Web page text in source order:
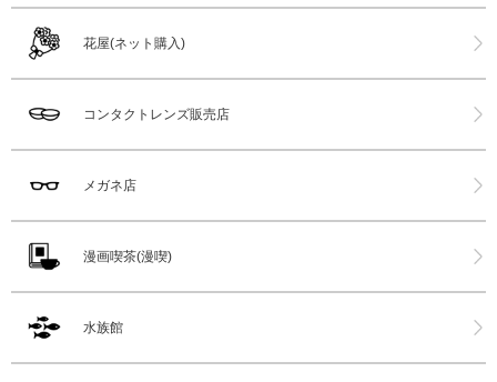
花屋(ネット購入)
コンタクトレンズ販売店
メガネ店
漫画喫茶(漫喫)
水族館